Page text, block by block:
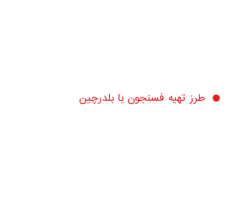
طرز تهیه فسنجون با بلدرچین